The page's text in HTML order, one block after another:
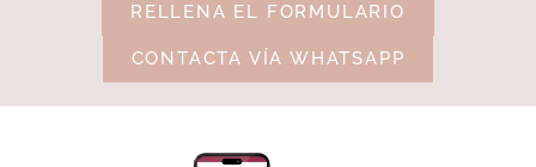
RELLENA EL FORMULARIO
CONTACTA VÍA WHATSAPP